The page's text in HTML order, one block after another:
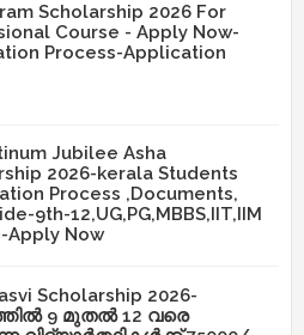
Scholarship 2026 For
Course - Apply Now-
Process-Application
Jubilee Asha
2026-kerala Students
Process ,Documents,
9th-12,UG,PG,MBBS,IIT,IIM
Apply Now
Scholarship 2026-
9 മുതൽ 12 വരെ